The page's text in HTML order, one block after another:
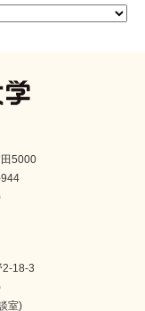
5000
2-18-3
室)